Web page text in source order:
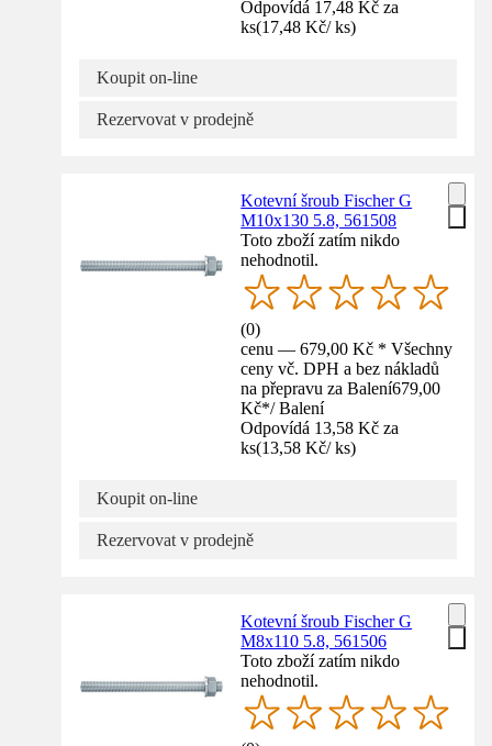
Odpovídá 17,48 Kč za
ks(17,48 Kč/ ks)
Koupit on-line
Rezervovat v prodejně
Kotevní šroub Fischer G
M10x130 5.8, 561508
Toto zboží zatím nikdo
nehodnotil.
(0)
cenu — 679,00 Kč * Všechny
ceny vč. DPH a bez nákladů
na přepravu za Balení679,00
Kč*/ Balení
Odpovídá 13,58 Kč za
ks(13,58 Kč/ ks)
Koupit on-line
Rezervovat v prodejně
Kotevní šroub Fischer G
M8x110 5.8, 561506
Toto zboží zatím nikdo
nehodnotil.